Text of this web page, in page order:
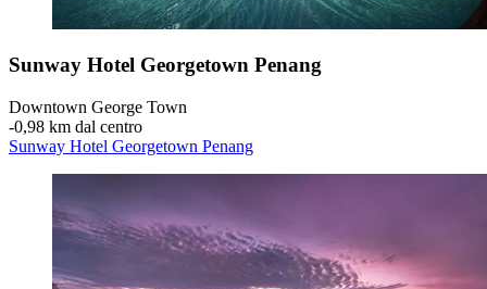
Sunway Hotel Georgetown Penang
Downtown George Town
‐0,98 km dal centro
Sunway Hotel Georgetown Penang